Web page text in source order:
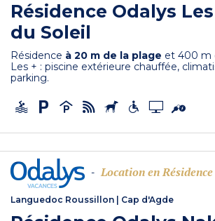
Résidence Odalys
du Soleil
Résidence à 20 m de la plage et 400 m
Les + : piscine extérieure chauffée,
parking.
- Location en
Languedoc Roussillon Cap d'Agde